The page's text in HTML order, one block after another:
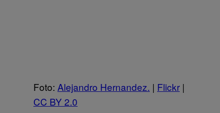
Foto: Alejandro Hernandez. | Flickr |
CC BY 2.0